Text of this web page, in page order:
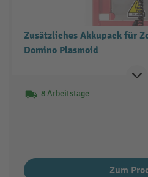
Zusätzliches Akkupack für
Domino Plasmoid
8 Arbeitstage
Zum